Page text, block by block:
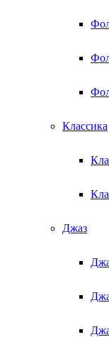
Классика
Джаз